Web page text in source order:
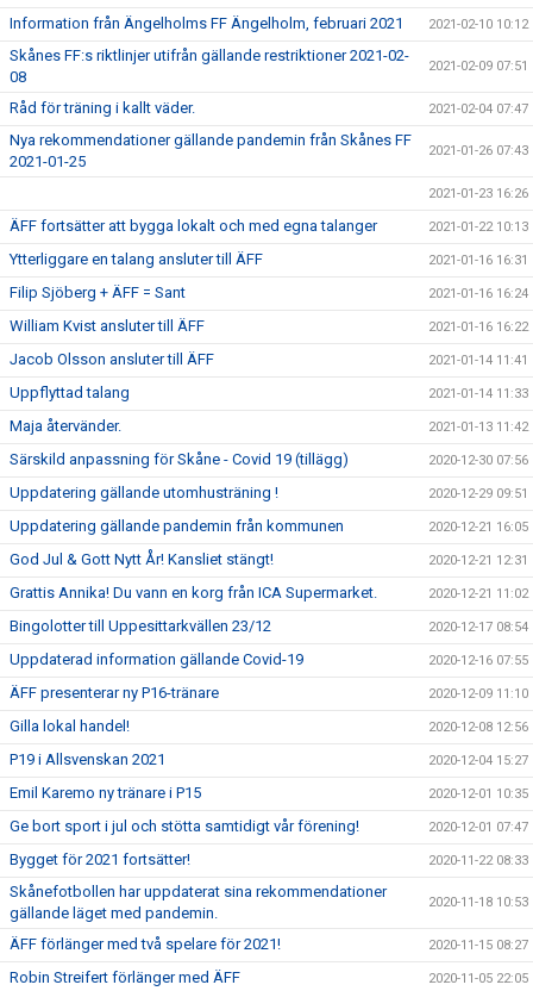
Information från Ängelholms FF Ängelholm, februari 2021 2021-02-10 10:12
Skånes FF:s riktlinjer utifrån gällande restriktioner 2021-02-
08
2021-02-09 07:51
Råd för träning i kallt väder. 2021-02-04 07:47
Nya rekommendationer gällande pandemin från Skånes FF
2021-01-25
2021-01-26 07:43
2021-01-23 16:26
ÄFF fortsätter att bygga lokalt och med egna talanger 2021-01-22 10:13
Ytterliggare en talang ansluter till ÄFF 2021-01-16 16:31
Filip Sjöberg + ÄFF = Sant 2021-01-16 16:24
William Kvist ansluter till ÄFF 2021-01-16 16:22
Jacob Olsson ansluter till ÄFF 2021-01-14 11:41
Uppflyttad talang 2021-01-14 11:33
Maja återvänder. 2021-01-13 11:42
Särskild anpassning för Skåne - Covid 19 (tillägg) 2020-12-30 07:56
Uppdatering gällande utomhusträning ! 2020-12-29 09:51
Uppdatering gällande pandemin från kommunen 2020-12-21 16:05
God Jul & Gott Nytt År! Kansliet stängt! 2020-12-21 12:31
Grattis Annika! Du vann en korg från ICA Supermarket. 2020-12-21 11:02
Bingolotter till Uppesittarkvällen 23/12 2020-12-17 08:54
Uppdaterad information gällande Covid-19 2020-12-16 07:55
ÄFF presenterar ny P16-tränare 2020-12-09 11:10
Gilla lokal handel! 2020-12-08 12:56
P19 i Allsvenskan 2021 2020-12-04 15:27
Emil Karemo ny tränare i P15 2020-12-01 10:35
Ge bort sport i jul och stötta samtidigt vår förening! 2020-12-01 07:47
Bygget för 2021 fortsätter! 2020-11-22 08:33
Skånefotbollen har uppdaterat sina rekommendationer
gällande läget med pandemin.
2020-11-18 10:53
ÄFF förlänger med två spelare för 2021! 2020-11-15 08:27
Robin Streifert förlänger med ÄFF 2020-11-05 22:05